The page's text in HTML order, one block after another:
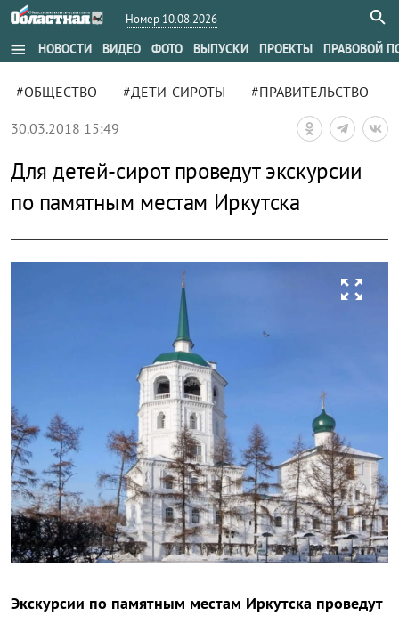
Номер 10.08.2026
menu НОВОСТИ ВИДЕО ФОТО ВЫПУСКИ ПРОЕКТЫ ПРАВОВОЙ
#ОБЩЕСТВО #ДЕТИ-СИРОТЫ #ПРАВИТЕЛЬСТВО
30.03.2018 15:49
Для детей-сирот проведут экскурсии
по памятным местам Иркутска
zoom_out_map
Экскурсии по памятным местам Иркутска проведут